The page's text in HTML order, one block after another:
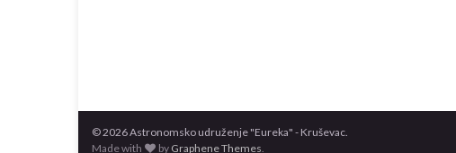
© 2026 Astronomsko udruženje "Eureka" - Kruševac.
Made with
by Graphene Themes.